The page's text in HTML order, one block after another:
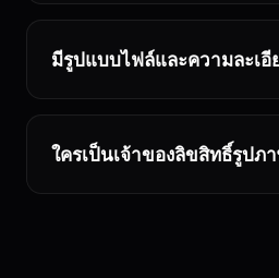
มีรูปแบบไฟล์และความละเอี
ใครเป็นเจ้าของลิขสิทธิ์รูปภ